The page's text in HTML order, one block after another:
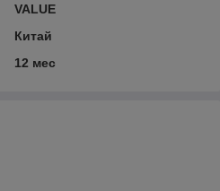
VALUE
Китай
12 мес